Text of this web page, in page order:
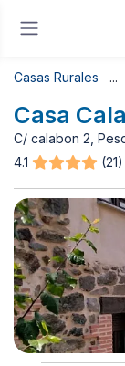
Casas Rurales
Casa
C/ calabon 2,
4.1
(21)